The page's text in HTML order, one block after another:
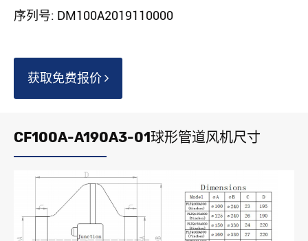
序列号: DM100A2019110000
获取免费报价
CF100A-A190A3-01球形管道风机尺寸